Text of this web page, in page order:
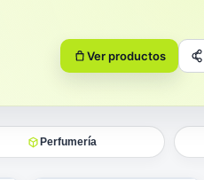
Ver productos
Perfumería